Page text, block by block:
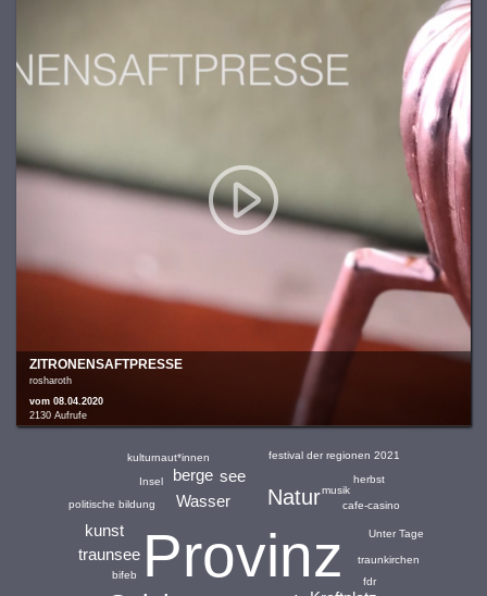
ZITRONENSAFTPRESSE
rosharoth
vom 08.04.2020
2130 Aufrufe
Provinz
Natur
Wasser
see
traunsee
berge
kunst
traunkirchen
cafe-casino
bifeb
fdr
politische bildung
Unter Tage
kulturnaut*innen
Insel
festival der regionen 2021
herbst
musik